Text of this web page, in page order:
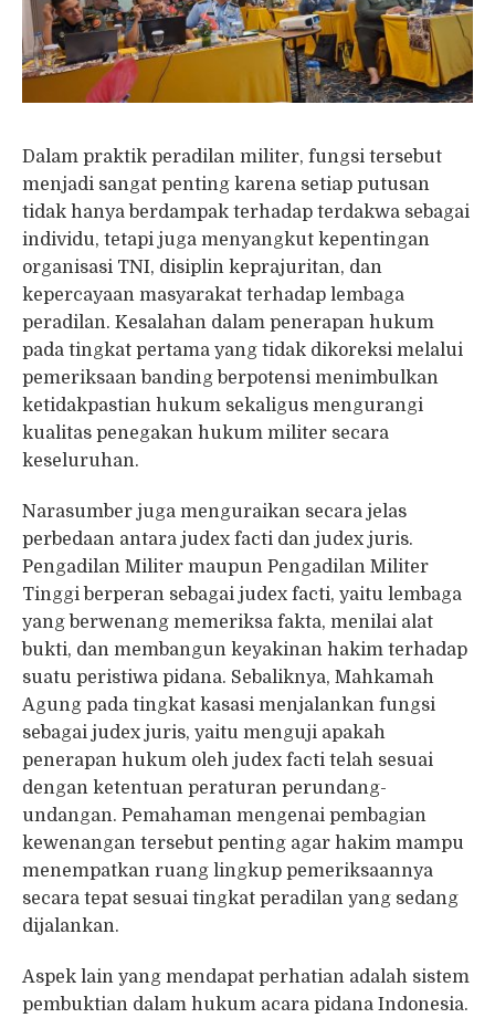
Dalam praktik peradilan militer, fungsi tersebut
menjadi sangat penting karena setiap putusan
tidak hanya berdampak terhadap terdakwa sebagai
individu, tetapi juga menyangkut kepentingan
organisasi TNI, disiplin keprajuritan, dan
kepercayaan masyarakat terhadap lembaga
peradilan. Kesalahan dalam penerapan hukum
pada tingkat pertama yang tidak dikoreksi melalui
pemeriksaan banding berpotensi menimbulkan
ketidakpastian hukum sekaligus mengurangi
kualitas penegakan hukum militer secara
keseluruhan.
Narasumber juga menguraikan secara jelas
perbedaan antara judex facti dan judex juris.
Pengadilan Militer maupun Pengadilan Militer
Tinggi berperan sebagai judex facti, yaitu lembaga
yang berwenang memeriksa fakta, menilai alat
bukti, dan membangun keyakinan hakim terhadap
suatu peristiwa pidana. Sebaliknya, Mahkamah
Agung pada tingkat kasasi menjalankan fungsi
sebagai judex juris, yaitu menguji apakah
penerapan hukum oleh judex facti telah sesuai
dengan ketentuan peraturan perundang-
undangan. Pemahaman mengenai pembagian
kewenangan tersebut penting agar hakim mampu
menempatkan ruang lingkup pemeriksaannya
secara tepat sesuai tingkat peradilan yang sedang
dijalankan.
Aspek lain yang mendapat perhatian adalah sistem
pembuktian dalam hukum acara pidana Indonesia.